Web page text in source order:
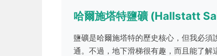
哈爾施塔特鹽礦 (Hallstatt
鹽礦是哈爾施塔特的歷史核心，但我必
通。不過，地下滑梯很有趣，而且能了